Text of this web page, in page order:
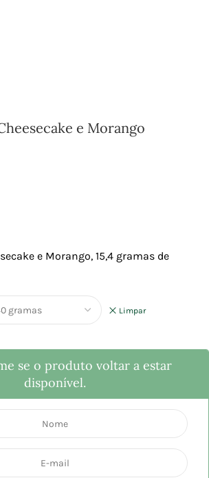
e Morango
e Morango, 15,4 gramas de
Limpar
se o produto voltar a estar
disponível.